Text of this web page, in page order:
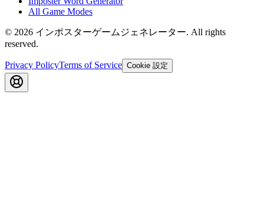
All Game Modes
© 2026 インポスターゲームジェネレーター. All rights
reserved.
Privacy PolicyTerms of Service Cookie 設定